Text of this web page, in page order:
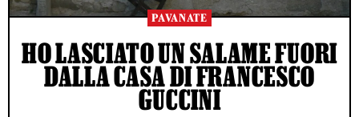
PAVANATE
HO LASCIATO UN SALAME FUORI
DALLA CASA DI FRANCESCO
GUCCINI